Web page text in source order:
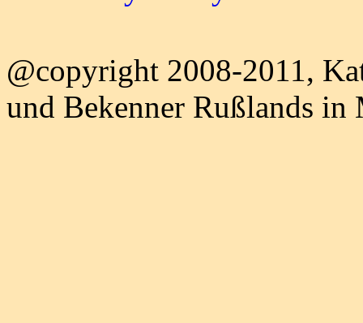
@copyright 2008-2011,
und Bekenner Rußlands in